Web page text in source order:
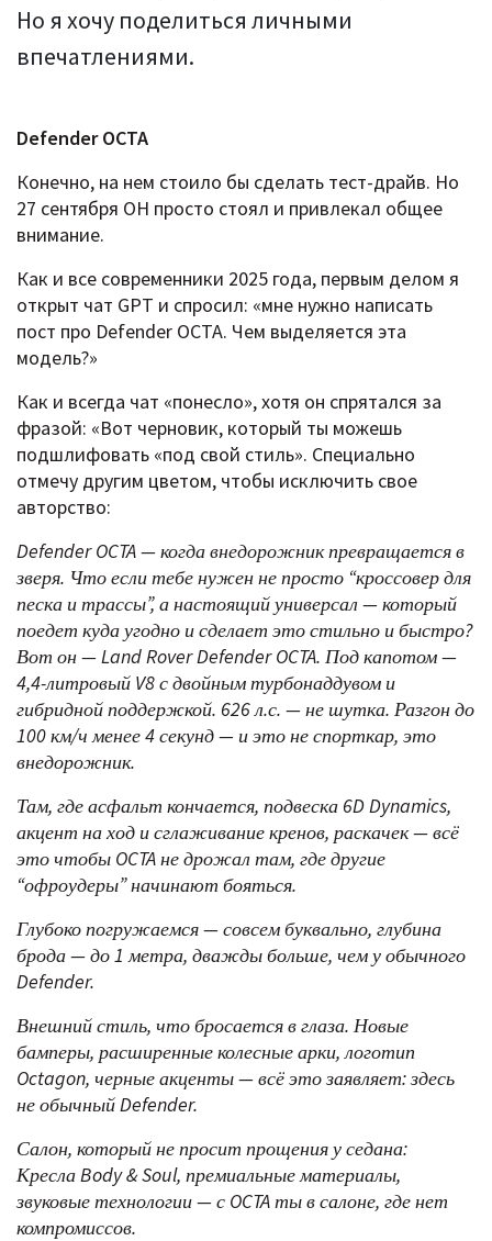
Но я хочу поделиться личными
впечатлениями.
Defender OCTA
Конечно, на нем стоило бы сделать тест-драйв. Но
27 сентября ОН просто стоял и привлекал общее
внимание.
Как и все современники 2025 года, первым делом я
открыт чат GPT и спросил: «мне нужно написать
пост про Defender OCTA. Чем выделяется эта
модель?»
Как и всегда чат «понесло», хотя он спрятался за
фразой: «Вот черновик, который ты можешь
подшлифовать «под свой стиль». Специально
отмечу другим цветом, чтобы исключить свое
авторство:
Defender OCTA — когда внедорожник превращается в
зверя. Что если тебе нужен не просто “кроссовер для
песка и трассы”, а настоящий универсал — который
поедет куда угодно и сделает это стильно и быстро?
Вот он — Land Rover Defender OCTA. Под капотом —
4,4-литровый V8 с двойным турбонаддувом и
гибридной поддержкой. 626 л.с. — не шутка. Разгон до
100 км/ч менее 4 секунд — и это не спорткар, это
внедорожник.
Там, где асфальт кончается, подвеска 6D Dynamics,
акцент на ход и сглаживание кренов, раскачек — всё
это чтобы OCTA не дрожал там, где другие
“офроудеры” начинают бояться.
Глубоко погружаемся — совсем буквально, глубина
брода — до 1 метра, дважды больше, чем у обычного
Defender.
Внешний стиль, что бросается в глаза. Новые
бамперы, расширенные колесные арки, логотип
Octagon, черные акценты — всё это заявляет: здесь
не обычный Defender.
Салон, который не просит прощения у седана:
Кресла Body & Soul, премиальные материалы,
звуковые технологии — с OCTA ты в салоне, где нет
компромиссов.